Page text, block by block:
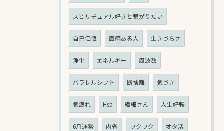
スピリチュアル好きと繋がりたい
自己価値 直感ある人 生きづらさ
浄化 エネルギー 周波数
パラレルシフト 断捨離 気づき
気疲れ Hsp 繊細さん 人生好転
6月運勢 内省 ワクワク オタ活